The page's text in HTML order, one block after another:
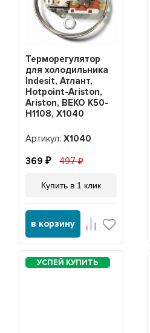
Терморегулятор
для холодильника
Indesit, Атлант,
Hotpoint-Ariston,
Ariston, BEKO K50-
H1108, Х1040
Артикул:Х1040
369 497
Купить в 1 клик
в корзину